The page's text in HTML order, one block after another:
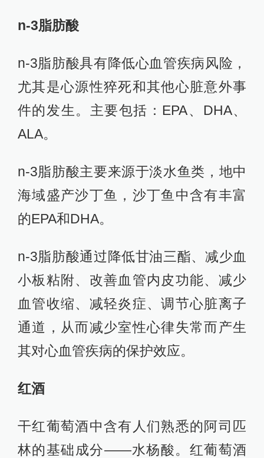
n-3脂肪酸
n-3脂肪酸具有降低心血管疾病风险，
尤其是心源性猝死和其他心脏意外事
件的发生。主要包括：EPA、DHA、
ALA。
n-3脂肪酸主要来源于淡水鱼类，地中
海域盛产沙丁鱼，沙丁鱼中含有丰富
的EPA和DHA。
n-3脂肪酸通过降低甘油三酯、减少血
小板粘附、改善血管内皮功能、减少
血管收缩、减轻炎症、调节心脏离子
通道，从而减少室性心律失常而产生
其对心血管疾病的保护效应。
红酒
干红葡萄酒中含有人们熟悉的阿司匹
林的基础成分——水杨酸。红葡萄酒